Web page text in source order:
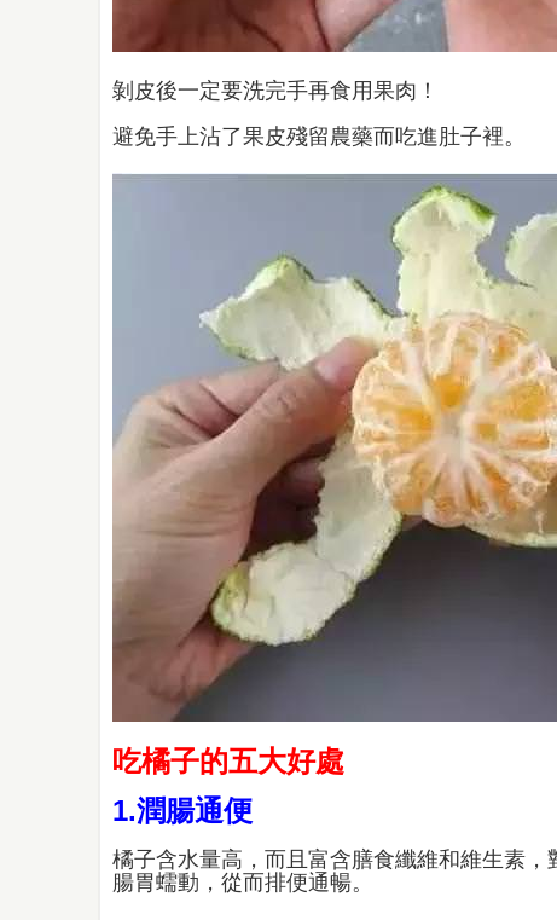
剝皮後一定要洗完手再食用果肉！
避免手上沾了果皮殘留農藥而吃進肚子裡。
吃橘子的五大好處
1.潤腸通便
橘子含水量高，而且富含膳食纖維和維生素
腸胃蠕動，從而排便通暢。